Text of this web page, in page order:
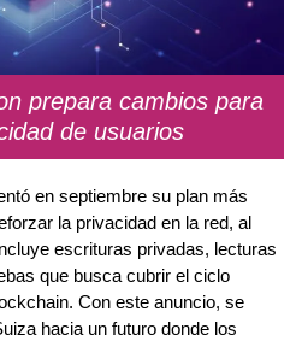
prepara cambios para
de usuarios
en septiembre su plan más
la privacidad en la red, al
escrituras privadas, lecturas
que busca cubrir el ciclo
Con este anuncio, se
hacia un futuro donde los